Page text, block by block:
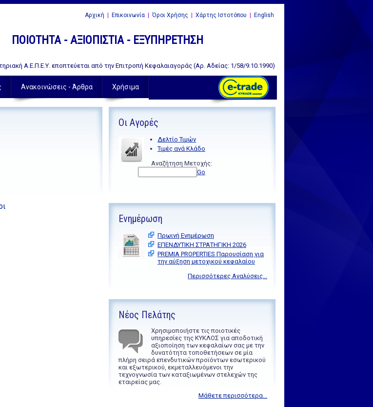
Αρχική Επικοινωνία Όροι Χρήσης Χάρτης Ιστοτόπου English
ΠΟΙΟΤΗΤΑ - ΑΞΙΟΠΙΣΤΙΑ - ΕΞΥΠΗΡΕΤΗΣΗ
Α.Ε.Π.Ε.Υ. εποπτεύεται από την Επιτροπή Κεφαλαιαγοράς (Αρ. Αδείας: 1/58/9.10.1990)
Ανακοινώσεις - Άρθρα Χρήσιμα
Οι Αγορές
Δελτίο Τιμών
Τιμές ανά Κλάδο
Αναζήτηση Μετοχής:
Go
Ενημέρωση
Πρωινή Ενημέρωση
ΕΠΕΝΔΥΤΙΚΗ ΣΤΡΑΤΗΓΙΚΗ 2026
PREMIA PROPERTIES Παρουσίαση για
την αύξηση μετοχικού κεφαλαίου
Περισσότερες Αναλύσεις...
Νέος Πελάτης
Χρησιμοποιήστε τις ποιοτικές
υπηρεσίες της ΚΥΚΛΟΣ για αποδοτική
αξιοποίηση των κεφαλαίων σας με την
δυνατότητα τοποθετήσεων σε μία
πλήρη σειρά επενδυτικών προϊόντων εσωτερικού
και εξωτερικού, εκμεταλλευόμενοι την
τεχνογνωσία των καταξιωμένων στελεχών της
εταιρείας μας.
Μάθετε περισσότερα...